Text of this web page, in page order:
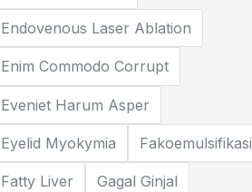
Endovenous Laser Ablation
Enim Commodo Corrupt
Eveniet Harum Asper
Eyelid Myokymia Fakoemulsifikasi
Fatty Liver Gagal Ginjal